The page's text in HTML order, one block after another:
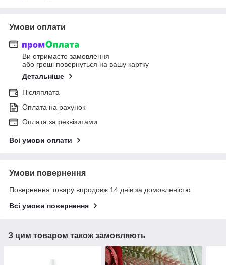
Умови оплати
Ви отримаєте замовлення
або гроші повернуться на вашу картку
Детальніше
Післяплата
Оплата на рахунок
Оплата за реквізитами
Всі умови оплати
Умови повернення
Повернення товару впродовж 14 днів за домовленістю
Всі умови повернення
З цим товаром також замовляють